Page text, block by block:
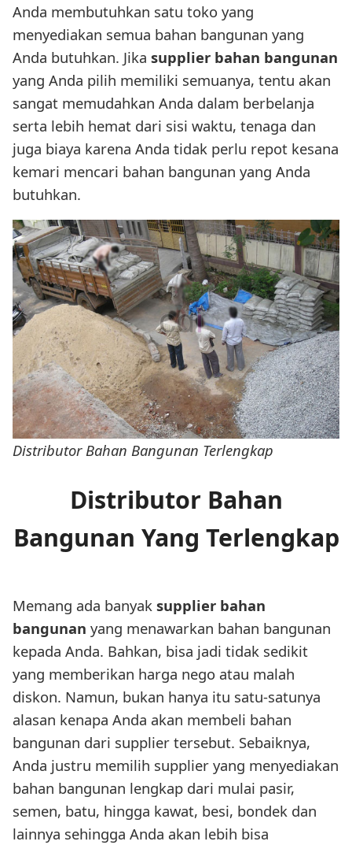
Anda membutuhkan satu toko yang
menyediakan semua bahan bangunan yang
Anda butuhkan. Jika supplier bahan bangunan
yang Anda pilih memiliki semuanya, tentu akan
sangat memudahkan Anda dalam berbelanja
serta lebih hemat dari sisi waktu, tenaga dan
juga biaya karena Anda tidak perlu repot kesana
kemari mencari bahan bangunan yang Anda
butuhkan.
Distributor Bahan Bangunan Terlengkap
Distributor Bahan
Bangunan Yang Terlengkap
Memang ada banyak supplier bahan
bangunan yang menawarkan bahan bangunan
kepada Anda. Bahkan, bisa jadi tidak sedikit
yang memberikan harga nego atau malah
diskon. Namun, bukan hanya itu satu-satunya
alasan kenapa Anda akan membeli bahan
bangunan dari supplier tersebut. Sebaiknya,
Anda justru memilih supplier yang menyediakan
bahan bangunan lengkap dari mulai pasir,
semen, batu, hingga kawat, besi, bondek dan
lainnya sehingga Anda akan lebih bisa